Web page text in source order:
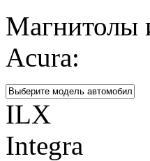
Магнитолы
Acura:
ILX
Integra